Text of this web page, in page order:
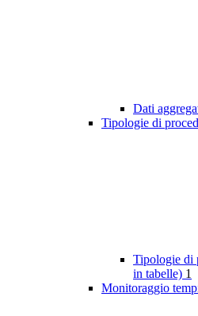
Dati
Tipologie di
Tipologie di
in tabelle) 1
Monitoraggio